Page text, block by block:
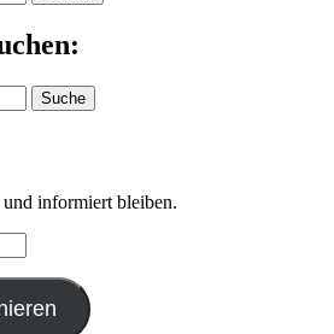
Suche
informiert bleiben.